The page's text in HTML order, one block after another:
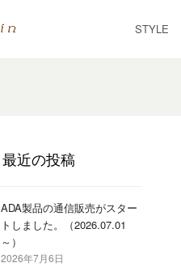
STYLE
最近の投稿
ADA製品の通信販売がスター
トしました。（2026.07.01
～）
2026年7月6日